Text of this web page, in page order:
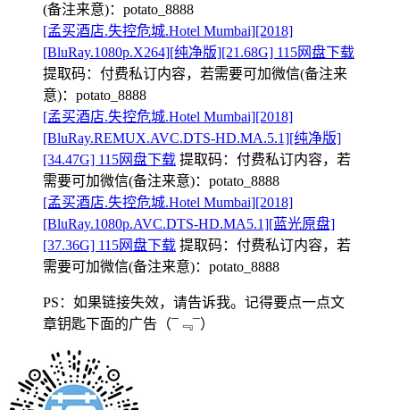
(备注来意)：potato_8888
[孟买酒店.失控危城.Hotel Mumbai][2018]
[BluRay.1080p.X264][纯净版][21.68G] 115网盘下载
提取码： 付费私订内容，若需要可加微信(备注来
意)：potato_8888
[孟买酒店.失控危城.Hotel Mumbai][2018]
[BluRay.REMUX.AVC.DTS-HD.MA.5.1][纯净版]
[34.47G] 115网盘下载 提取码： 付费私订内容，若
需要可加微信(备注来意)：potato_8888
[孟买酒店.失控危城.Hotel Mumbai][2018]
[BluRay.1080p.AVC.DTS-HD.MA5.1][蓝光原盘]
[37.36G] 115网盘下载 提取码： 付费私订内容，若
需要可加微信(备注来意)：potato_8888
PS：如果链接失效，请告诉我。记得要点一点文
章钥匙下面的广告 （¯﹃¯）